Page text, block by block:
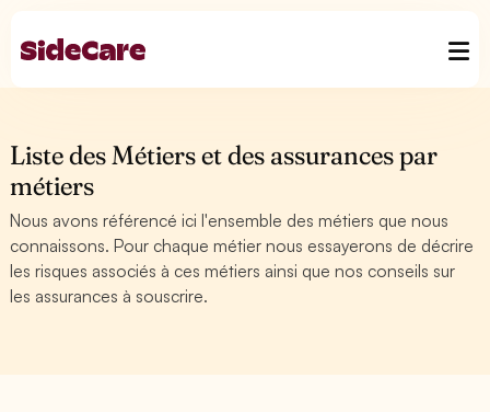
Liste des Métiers et des assurances par
métiers
Nous avons référencé ici l'ensemble des métiers que nous
connaissons. Pour chaque métier nous essayerons de décrire
les risques associés à ces métiers ainsi que nos conseils sur
les assurances à souscrire.